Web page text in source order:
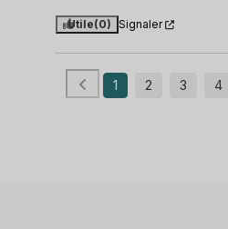
Utile(0) Signaler
1 2 3 4